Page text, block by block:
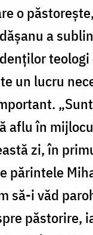
o
a
teologi
un lucru
aflu în
zi, în
părintele
să-i văd
păstorire,